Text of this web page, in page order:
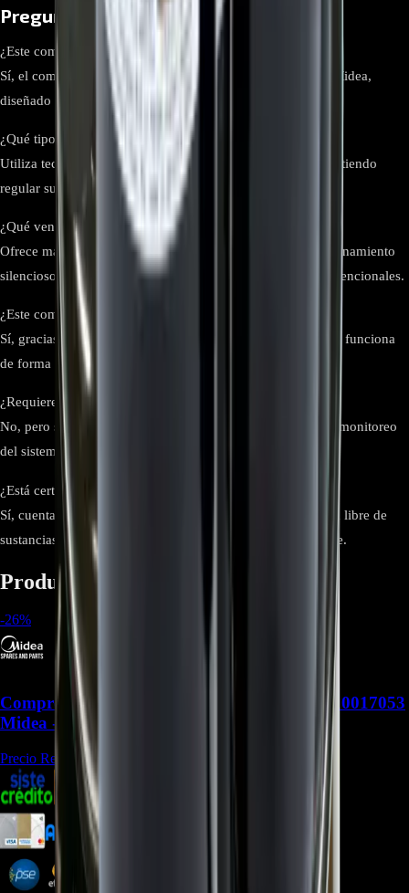
Preguntas Frecuentes
¿Este compresor es original de Midea?
Sí, el compresor KSN140D21UFZ es un repuesto original Midea,
diseñado para sistemas con tecnología Inverter.
¿Qué tipo de tecnología utiliza?
Utiliza tecnología Inverter con corriente directa (DC), permitiendo
regular su velocidad de trabajo según la demanda térmica.
¿Qué ventajas tiene un compresor Inverter DC?
Ofrece mayor eficiencia energética, menor consumo, funcionamiento
silencioso y vida útil prolongada frente a compresores convencionales.
¿Este compresor es silencioso?
Sí, gracias a su diseño Inverter y componentes optimizados, funciona
de forma estable con muy bajo nivel de ruido.
¿Requiere mantenimiento frecuente?
No, pero se recomienda mantenimiento preventivo anual y monitoreo
del sistema para garantizar su óptimo funcionamiento.
¿Está certificado ambientalmente?
Sí, cuenta con certificación RoHS, lo que garantiza que está libre de
sustancias peligrosas y es respetuoso con el medio ambiente.
Productos relacionados
-26%
Compresor rotativo de velocidad fija 11103010017053
Midea - REP-1153
Precio Regular:
$
$572.033